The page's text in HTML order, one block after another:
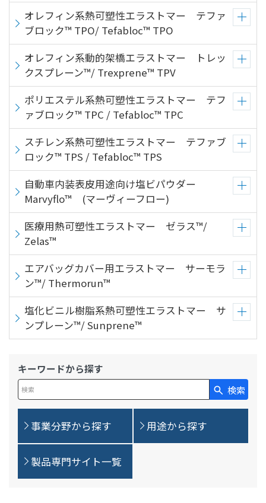
オレフィン系熱可塑性エラストマー テファ
ブロック™ TPO/ Tefabloc™ TPO
オレフィン系動的架橋エラストマー トレッ
クスプレーン™/ Trexprene™ TPV
ポリエステル系熱可塑性エラストマー テフ
ァブロック™ TPC / Tefabloc™ TPC
スチレン系熱可塑性エラストマー テファブ
ロック™ TPS / Tefabloc™ TPS
自動車内装表皮用途向け塩ビパウダー
Marvyflo™ (マーヴィーフロー)
医療用熱可塑性エラストマー ゼラス™/
Zelas™
エアバッグカバー用エラストマー サーモラ
ン™/ Thermorun™
塩化ビニル樹脂系熱可塑性エラストマー サ
ンプレーン™/ Sunprene™
キーワードから探す
検索キーワード入力 検索
事業分野から探す 用途から探す
製品専門サイト一覧